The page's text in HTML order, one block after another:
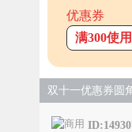
优惠券
满300使用
双十一优惠券圆